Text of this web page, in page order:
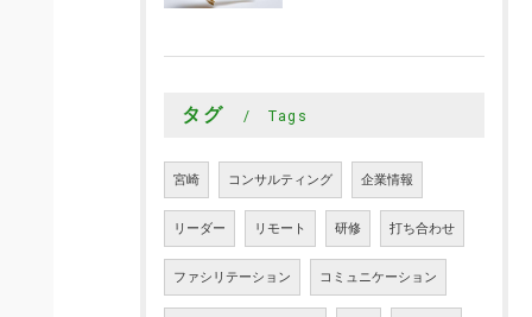
タグ Tags
宮崎 コンサルティング 企業情報
リーダー リモート 研修 打ち合わせ
ファシリテーション コミュニケーション